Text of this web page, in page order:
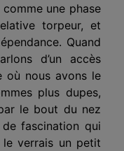
une phase
torpeur, et
Quand
d’un accès
où nous avons le
plus dupes,
le bout du nez
fascination qui
verrais un petit